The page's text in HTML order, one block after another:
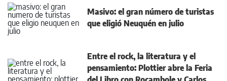
Masivo: el gran número de turistas
que eligió Neuquén en julio
Entre el rock, la literatura y el
pensamiento: Plottier abre la Feria